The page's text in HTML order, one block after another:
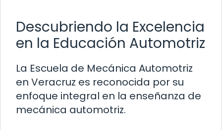
Descubriendo la Excelencia
en la Educación Automotriz
La Escuela de Mecánica Automotriz
en Veracruz es reconocida por su
enfoque integral en la enseñanza de
mecánica automotriz.